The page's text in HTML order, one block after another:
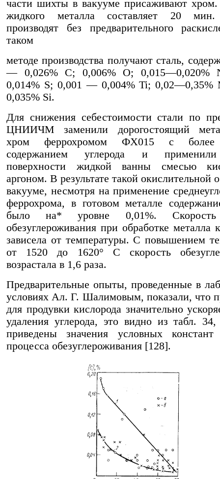
части шихты в вакууме присаживают
жидкого металла составляет 20 мин.
производят без предварительного
таком
методе производства получают сталь,
— 0,026% С; 0,006% О; 0,015—0,020%
0,014% S; 0,001 — 0,004% Ti;
0,035% Si.
Для снижения себестоимости стали по
ЦНИИЧМ заменили дорогостоящий
хром феррохромом ФХ015 с более
содержанием углерода и
поверхности жидкой ванны смесью
аргоном. В результате такой окислительной
вакууме, несмотря на применение
феррохрома, в готовом металле
было на* уровне 0,01%. Скорость
обезуглероживания при обработке металла
зависела от температуры. С повышением
от 1520 до 1620° С скорость
возрастала в 1,6 раза.
Предварительные опыты, проведенные в
условиях Ал. Г. Шалимовым, показали, что
для продувки кислорода значительно
удаления углерода, это видно из табл.
приведены значения условных констант
процесса обезуглероживания [128].